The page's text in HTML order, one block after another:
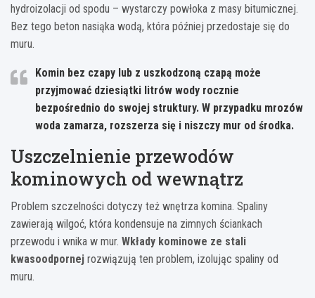
hydroizolacji od spodu – wystarczy powłoka z masy bitumicznej.
Bez tego beton nasiąka wodą, która później przedostaje się do
muru.
Komin bez czapy lub z uszkodzoną czapą może
przyjmować dziesiątki litrów wody rocznie
bezpośrednio do swojej struktury. W przypadku mrozów
woda zamarza, rozszerza się i niszczy mur od środka.
Uszczelnienie przewodów
kominowych od wewnątrz
Problem szczelności dotyczy też wnętrza komina. Spaliny
zawierają wilgoć, która kondensuje na zimnych ściankach
przewodu i wnika w mur. Wkłady kominowe ze stali
kwasoodpornej rozwiązują ten problem, izolując spaliny od
muru.